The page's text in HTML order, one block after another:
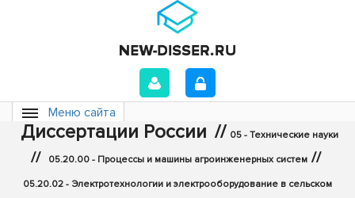
Меню сайта
Диссертации России // 05 - Технические науки
// 05.20.00 - Процессы и машины агроинженерных систем //
05.20.02 - Электротехнологии и электрооборудование в сельском